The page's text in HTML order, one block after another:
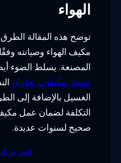
الهواء
توضح هذه المقالة
مكيف الهواء وصيانته
المصنعة. يسلط الضوء
غسيل مكيفات بجازان
الغسيل بالإضافة إلى
التكلفة لضمان عمل
صحيح لسنوات عديدة.
فني